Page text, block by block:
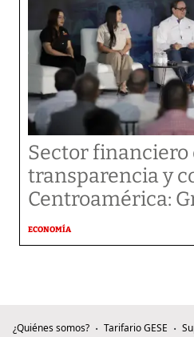
Sector
transparencia y
Centroamérica:
ECONOMÍA
¿Quiénes somos? Tarifario GESE